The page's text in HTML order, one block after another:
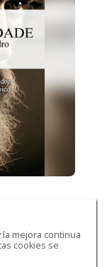
mejora continua
cookies se